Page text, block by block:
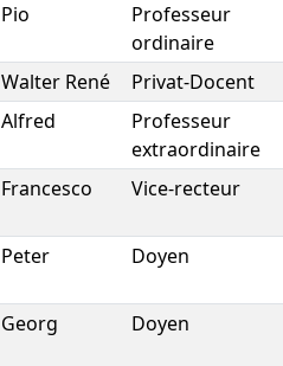
Pio
Professeur
ordinaire
Walter René
Privat-Docent
Alfred
Professeur
extraordinaire
Francesco Vice-recteur
Peter Doyen
Georg Doyen